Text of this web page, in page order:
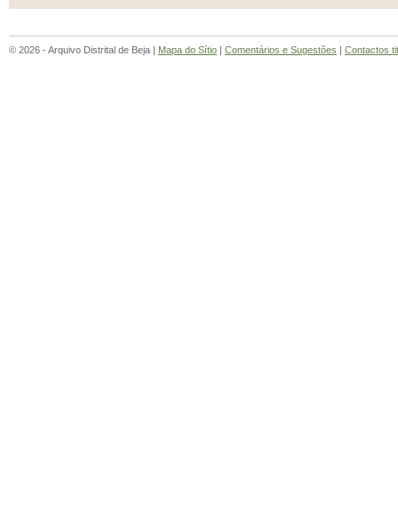
© 2026 - Arquivo Distrital de Beja | Mapa do Sítio | Comentários e Sugestões | Contactos